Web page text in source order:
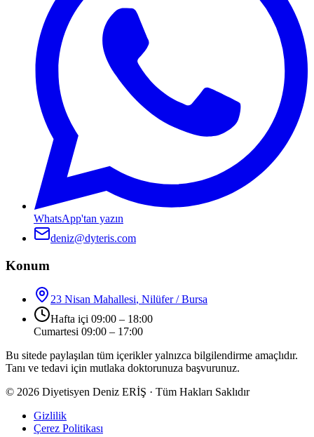
WhatsApp'tan yazın
deniz@dyteris.com
Konum
23 Nisan Mahallesi, Nilüfer/Bursa
Hafta içi 09:00 – 18:00
Cumartesi 09:00 – 17:00
Bu sitede paylaşılan tüm içerikler yalnızca bilgilendirme amaçlıdır.
Tanı ve tedavi için mutlaka doktorunuza başvurunuz.
© 2026 Diyetisyen Deniz ERİŞ · Tüm Hakları Saklıdır
Gizlilik
Çerez Politikası